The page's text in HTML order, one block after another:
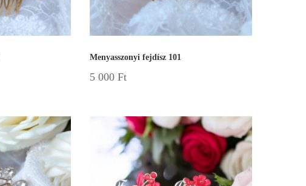
Menyasszonyi fejdísz 101
5 000 Ft